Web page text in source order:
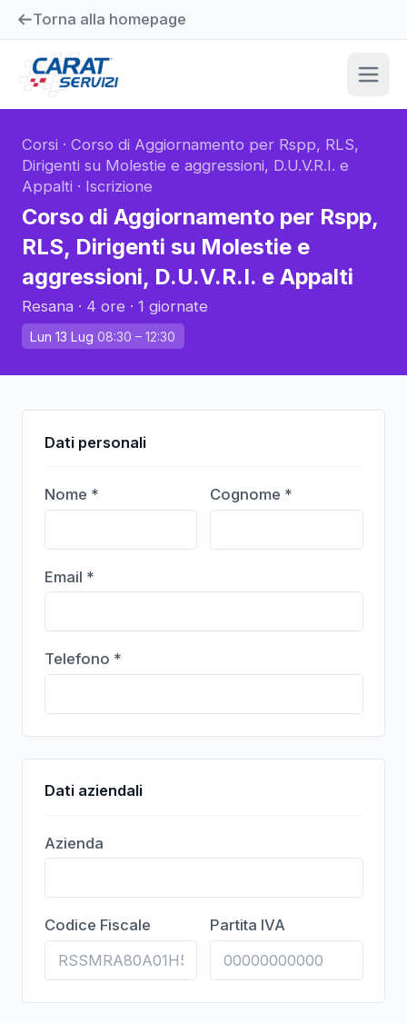
Torna alla homepage
Corsi · Corso di Aggiornamento per Rspp, RLS,
Dirigenti su Molestie e aggressioni, D.U.V.R.I. e
Appalti · Iscrizione
Corso di Aggiornamento per Rspp,
RLS, Dirigenti su Molestie e
aggressioni, D.U.V.R.I. e Appalti
Resana· 4 ore · 1 giornate
Lun 13 Lug 08:30 – 12:30
Dati personali
Nome * Cognome *
Email *
Telefono *
Dati aziendali
Azienda
Codice Fiscale Partita IVA